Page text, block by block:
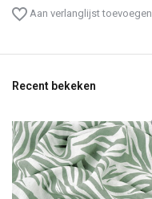
Aan verlanglijst toevoegen
Recent bekeken